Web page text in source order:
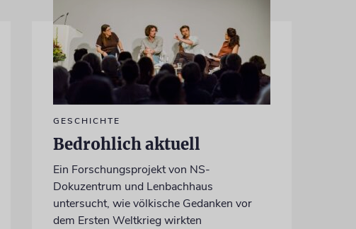
GESCHICHTE
Bedrohlich aktuell
Ein Forschungsprojekt von NS-
Dokuzentrum und Lenbachhaus
untersucht, wie völkische Gedanken vor
dem Ersten Weltkrieg wirkten